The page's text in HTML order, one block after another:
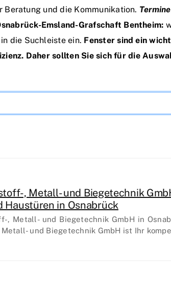
und die Kommunikation.
Emsland-Grafschaft Bentheim:
die Suchleiste ein. Fenster sind ein
Daher sollten Sie sich für die
, Metall- und Biegetechnik
Haustüren in Osnabrück
, Metall- und Biegetechnik GmbH in
und Biegetechnik GmbH ist Ihr